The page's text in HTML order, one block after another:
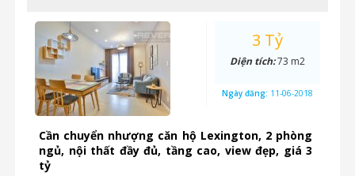
Cần chuyển nhượng căn hộ Lexington, 2 phòng
ngủ, nội thất đầy đủ, tầng cao, view đẹp, giá 3
tỷ
3 Tỷ
Diện tích:73 m2
Ngày đăng: 11-06-2018